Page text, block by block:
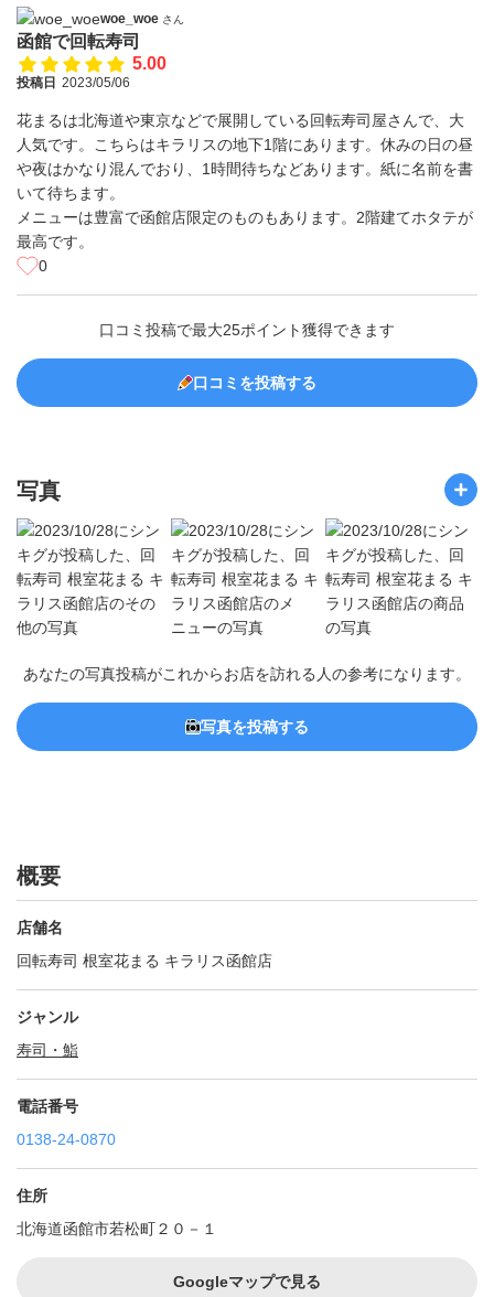
woe_woe さん
函館で回転寿司
5.00
投稿日 2023/05/06
花まるは北海道や東京などで展開している回転寿司屋さんで、大
人気です。こちらはキラリスの地下1階にあります。休みの日の昼
や夜はかなり混んでおり、1時間待ちなどあります。紙に名前を書
いて待ちます。
メニューは豊富で函館店限定のものもあります。2階建てホタテが
最高です。
0
口コミ投稿で最大25ポイント獲得できます
口コミを投稿する
写真
あなたの写真投稿がこれからお店を訪れる人の参考になります。
写真を投稿する
概要
店舗名
回転寿司 根室花まる キラリス函館店
ジャンル
寿司・鮨
電話番号
0138-24-0870
住所
北海道函館市若松町２０－１
Googleマップで見る